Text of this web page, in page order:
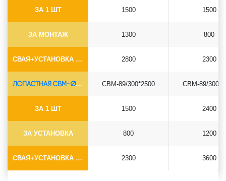
ЗА 1 ШТ
ЗА МОНТАЖ
СВАЯ+УСТАНОВКА (БЕЗ ОГОЛОВКА)
1500
1300
2800
1500
800
2300
ЛОПАСТНАЯ СВМ-Ø89*6.5
ЗА 1 ШТ
ЗА УСТАНОВКА
СВАЯ+УСТАНОВКА (БЕЗ ОГОЛОВКА)
СВМ-89/300*2500
1500
800
2300
СВМ-89/
2400
1200
3600